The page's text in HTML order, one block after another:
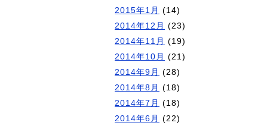
2015年1月
(14)
2014年12月
(23)
2014年11月
(19)
2014年10月
(21)
2014年9月
(28)
2014年8月
(18)
2014年7月
(18)
2014年6月
(22)